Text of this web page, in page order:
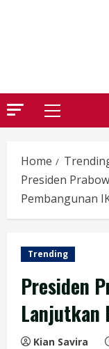
Primary
Home
Presiden
Pembangunan
Trending
Presiden
Lanjutkan
Kian Savira